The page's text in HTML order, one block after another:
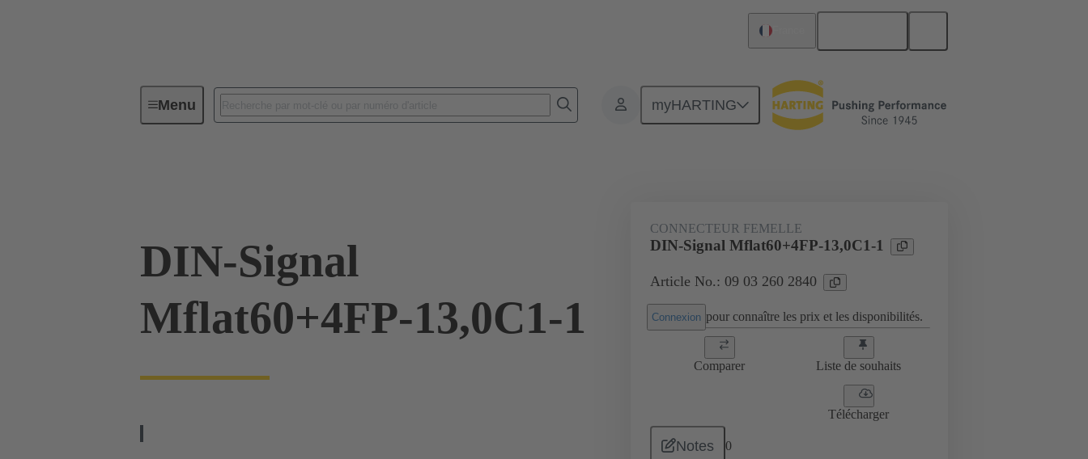
Menu myHARTING
Connectivité d'Equipements Connecteurs carte à carte Produits Raccordement carte mère à carte fille
DIN-Signal
Mflat60+4FP-13,0C1-1
CONNECTEUR FEMELLE
DIN-Signal Mflat60+4FP-13,0C1-1
Article No.: 09 03 260 2840
Connexion pour connaître les prix et les disponibilités.
Comparer Liste de souhaits
Télécharger
Notes 0